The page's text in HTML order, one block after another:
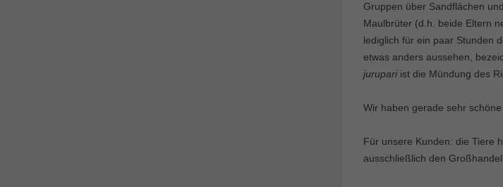
Gruppen über Sandflächen
Maulbrüter (d.h. beide Eltern
lediglich für ein paar Stunden
etwas anders aussehen,
jurupariist die Mündung des
Wir haben gerade sehr
Für unsere Kunden: die Tiere
ausschließlich den Großhandel